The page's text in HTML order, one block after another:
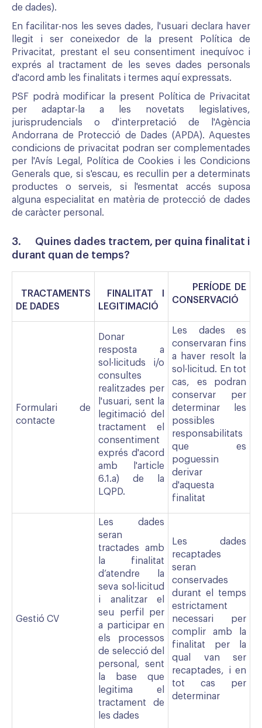
de dades).
En facilitar-nos les seves dades, l'usuari declara haver
llegit i ser coneixedor de la present Política de
Privacitat, prestant el seu consentiment inequívoc i
exprés al tractament de les seves dades personals
d'acord amb les finalitats i termes aquí expressats.
PSF podrà modificar la present Política de Privacitat
per adaptar-la a les novetats legislatives,
jurisprudencials o d'interpretació de l'Agència
Andorrana de Protecció de Dades (APDA). Aquestes
condicions de privacitat podran ser complementades
per l'Avís Legal, Política de Cookies i les Condicions
Generals que, si s'escau, es recullin per a determinats
productes o serveis, si l'esmentat accés suposa
alguna especialitat en matèria de protecció de dades
de caràcter personal.
3. Quines dades tractem, per quina finalitat i
durant quan de temps?
TRACTAMENTS
DE DADES
FINALITAT I
LEGITIMACIÓ
PERÍODE DE
CONSERVACIÓ
Formulari de
contacte
Donar
resposta a
sol·licituds i/o
consultes
realitzades per
l'usuari, sent la
legitimació del
tractament el
consentiment
exprés d'acord
amb l'article
6.1.a) de la
LQPD.
Les dades es
conservaran fins
a haver resolt la
sol·licitud. En tot
cas, es podran
conservar per
determinar les
possibles
responsabilitats
que es
poguessin
derivar
d'aquesta
finalitat
Gestió CV
Les dades
seran
tractades amb
la finalitat
d’atendre la
seva sol·licitud
i analitzar el
seu perfil per
a participar en
els processos
de selecció del
personal, sent
la base que
legitima el
tractament de
les dades
Les dades
recaptades
seran
conservades
durant el temps
estrictament
necessari per
complir amb la
finalitat per la
qual van ser
recaptades, i en
tot cas per
determinar